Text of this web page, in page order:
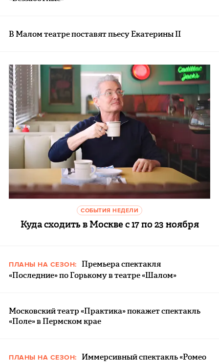
В Малом театре поставят пьесу Екатерины II
СОБЫТИЯ НЕДЕЛИ
Куда сходить в Москве с 17 по 23 ноября
ПЛАНЫ НА СЕЗОН:
Премьера спектакля
«Последние» по Горькому в театре «Шалом»
Московский театр «Практика» покажет спектакль
«Поле» в Пермском крае
ПЛАНЫ НА СЕЗОН:
Иммерсивный спектакль «Ромео